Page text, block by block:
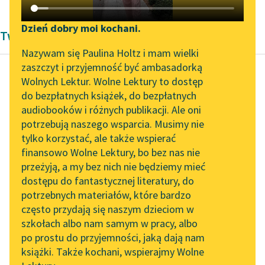
Katalog DAISY
Podkasty o książkach
Zgłoś brak utworu
Aktualności
Zapraszamy na spotkanie
online z tłumaczkami
literatury skandynawskiej
Spotkanie z Katarzyną
Tunkiel w Oslo
Wolne Lektury na 32.
Pol’and’Rock Festivalu
„Kochanek Lady
Chatterley” do słuchania
na Wolnych Lekturach
Nowy audiobook –
Narzędzia
Mapa Wolnych Lektur
Leśmianator
Przewodnik dla piszących i
czytających
API
OAI-PMH
Widget Wolnych Lektur
Przypisy
Dzień dobry moi kochani.
Nazywam się Paulina Holtz i mam wielki
zaszczyt i przyjemność być ambasadorką
Wolnych Lektur. Wolne Lektury to dostęp
do bezpłatnych książek, do bezpłatnych
audiobooków i różnych publikacji. Ale oni
potrzebują naszego wsparcia. Musimy nie
tylko korzystać, ale także wspierać
finansowo Wolne Lektury, bo bez nas nie
przeżyją, a my bez nich nie będziemy mieć
dostępu do fantastycznej literatury, do
potrzebnych materiałów, które bardzo
często przydają się naszym dzieciom w
szkołach albo nam samym w pracy, albo
po prostu do przyjemności, jaką dają nam
książki. Także kochani, wspierajmy Wolne
Twórczość Patrycja Nowak
Patrycja Nowak
Ptaki-dziwaki
Ptaki zaczęły
poklepywać Albatrosa
pokrzepiająco po
plecach, a wtedy
zerwał się mocny wiatr,
a tak...
Czytaj więcej